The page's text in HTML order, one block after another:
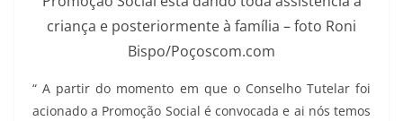
criança e posteriormente à família – foto Roni
Bispo/Poçoscom.com
“ A partir do momento em que o Conselho Tutelar foi
acionado a Promoção Social é convocada e ai nós temos